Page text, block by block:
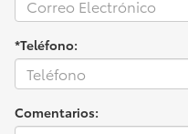
*Teléfono:
Comentarios: